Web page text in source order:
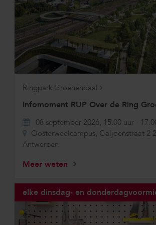
Ringpark Groenendaal
Infomoment RUP Over de Ring
08 september 2026, 15.00 uur -
Oosterweelcampus, Galjoenstraat 2
Antwerpen
Meer weten
elke dinsdag- en